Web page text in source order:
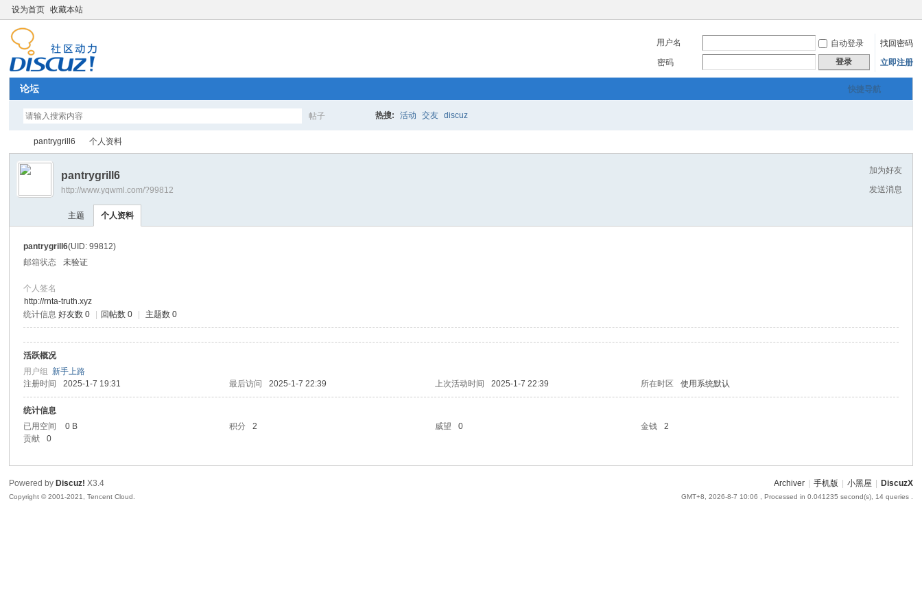
设为首页 收藏本站
用户名 自动登录
找回密码
密码
登录 立即注册
快捷导航
论坛
帖子 热搜: 活动 交友 discuz
›
pantrygrill6 个人资料
加为好友
发送消息
pantrygrill6
http://www.yqwml.com/?99812
主题 个人资料
pantrygrill6(UID: 99812)
邮箱状态
未验证
个人签名
http://rnta-truth.xyz
统计信息 好友数 0 回帖数 0 主题数 0
活跃概况
用户组新手上路
注册时间
2025-1-7 19:31 最后访问 2025-1-7 22:39 上次活动时间 2025-1-7 22:39 所在时区 使用系统默认
统计信息
已用空间
0 B 积分 2 威望 0 金钱
2
贡献
0
Archiver 手机版 小黑屋 DiscuzX
GMT+8, 2026-8-7 10:06 , Processed in 0.041235 second(s), 14 queries .
Powered by Discuz! X3.4
Copyright © 2001-2021, Tencent Cloud.